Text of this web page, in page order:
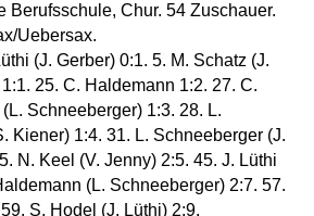
Berufsschule, Chur. 54 Zuschauer.
Uebersax.
(J. Gerber) 0:1. 5. M. Schatz (J.
25. C. Haldemann 1:2. 27. C.
Schneeberger) 1:3. 28. L.
Kiener) 1:4. 31. L. Schneeberger (J.
N. Keel (V. Jenny) 2:5. 45. J. Lüthi
(L. Schneeberger) 2:7. 57.
S. Hodel (J. Lüthi) 2:9.